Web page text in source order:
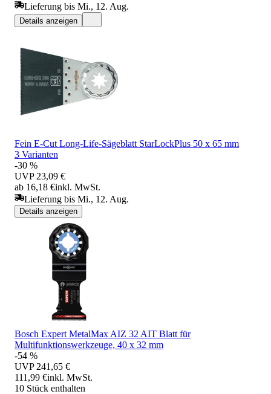
Lieferung bis Mi., 12. Aug.
Details anzeigen
Fein E-Cut Long-Life-Sägeblatt StarLockPlus 50 x 65 mm
3 Varianten
-30 %
UVP 23,09 €
ab 16,18 €inkl. MwSt.
Lieferung bis Mi., 12. Aug.
Details anzeigen
Bosch Expert MetalMax AIZ 32 AIT Blatt für
Multifunktionswerkzeuge, 40 x 32 mm
-54 %
UVP 241,65 €
111,99 €inkl. MwSt.
10 Stück enthalten